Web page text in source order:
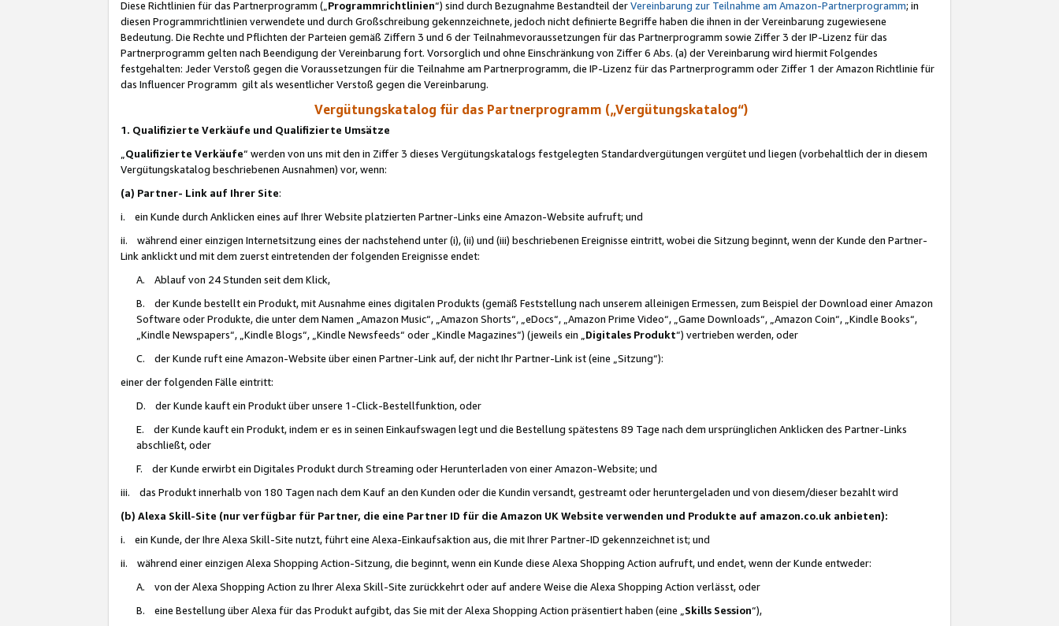
Diese Richtlinien für das Partnerprogramm („Programmrichtlinien“) sind durch Bezugnahme Bestandteil derVereinbarung zur Teilnahme am Amazon-Partnerprogramm; in
diesen Programmrichtlinien verwendete und durch Großschreibung gekennzeichnete, jedoch nicht definierte Begriffe haben die ihnen in der Vereinbarung zugewiesene
Bedeutung. Die Rechte und Pflichten der Parteien gemäß Ziffern 3 und 6 der Teilnahmevoraussetzungen für das Partnerprogramm sowie Ziffer 3 der IP-Lizenz für das
Partnerprogramm gelten nach Beendigung der Vereinbarung fort. Vorsorglich und ohne Einschränkung von Ziffer 6 Abs. (a) der Vereinbarung wird hiermit Folgendes
festgehalten: Jeder Verstoß gegen die Voraussetzungen für die Teilnahme am Partnerprogramm, die IP-Lizenz für das Partnerprogramm oder Ziffer 1 der Amazon Richtlinie für
das Influencer Programm gilt als wesentlicher Verstoß gegen die Vereinbarung.
Vergütungskatalog für das Partnerprogramm („Vergütungskatalog“)
1. Qualifizierte Verkäufe und Qualifizierte Umsätze
Qualifizierte Verkäufe“ werden von uns mit den in Ziffer 3 dieses Vergütungskatalogs festgelegten Standardvergütungen vergütet und liegen (vorbehaltlich der in diesem
Vergütungskatalog beschriebenen Ausnahmen) vor, wenn:
(a) Partner- Link auf Ihrer Site:
i. ein Kunde durch Anklicken eines auf Ihrer Website platzierten Partner-Links eine Amazon-Website aufruft; und
ii. während einer einzigen Internetsitzung eines der nachstehend unter (i), (ii) und (iii) beschriebenen Ereignisse eintritt, wobei die Sitzung beginnt, wenn der Kunde den Partner-
Link anklickt und mit dem zuerst eintretenden der folgenden Ereignisse endet:
A. Ablauf von 24 Stunden seit dem Klick,
B. der Kunde bestellt ein Produkt, mit Ausnahme eines digitalen Produkts (gemäß Feststellung nach unserem alleinigen Ermessen, zum Beispiel der Download einer Amazon
Software oder Produkte, die unter dem Namen „Amazon Music“, „Amazon Shorts“, „eDocs“, „Amazon Prime Video“, „Game Downloads“, „Amazon Coin“, „Kindle Books“,
„Kindle Newspapers“, „Kindle Blogs“, „Kindle Newsfeeds“ oder „Kindle Magazines“) (jeweils ein „ Digitales Produkt“) vertrieben werden, oder
C. der Kunde ruft eine Amazon-Website über einen Partner-Link auf, der nicht Ihr Partner-Link ist (eine „Sitzung“):
einer der folgenden Fälle eintritt:
D. der Kunde kauft ein Produkt über unsere 1-Click-Bestellfunktion, oder
E. der Kunde kauft ein Produkt, indem er es in seinen Einkaufswagen legt und die Bestellung spätestens 89 Tage nach dem ursprünglichen Anklicken des Partner-Links
abschließt, oder
F. der Kunde erwirbt ein Digitales Produkt durch Streaming oder Herunterladen von einer Amazon-Website; und
iii. das Produkt innerhalb von 180 Tagen nach dem Kauf an den Kunden oder die Kundin versandt, gestreamt oder heruntergeladen und von diesem/dieser bezahlt wird
(b) Alexa Skill-Site (nur verfügbar für Partner, die eine Partner ID für die Amazon UK Website verwenden und Produkte auf amazon.co.uk anbieten):
i. ein Kunde, der Ihre Alexa Skill-Site nutzt, führt eine Alexa-Einkaufsaktion aus, die mit Ihrer Partner-ID gekennzeichnet ist; und
ii. während einer einzigen Alexa Shopping Action-Sitzung, die beginnt, wenn ein Kunde diese Alexa Shopping Action aufruft, und endet, wenn der Kunde entweder:
A. von der Alexa Shopping Action zu Ihrer Alexa Skill-Site zurückkehrt oder auf andere Weise die Alexa Shopping Action verlässt, oder
B. eine Bestellung über Alexa für das Produkt aufgibt, das Sie mit der Alexa Shopping Action präsentiert haben (eine „ Skills Session“),